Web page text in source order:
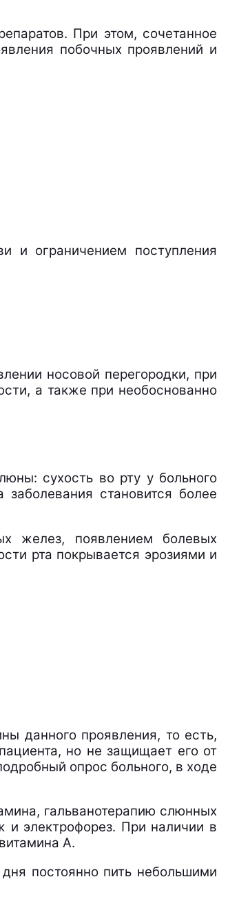
При этом, сочетанное
побочных проявлений и
и ограничением поступления
носовой перегородки, при
а также при необоснованно
сухость во рту у больного
становится более
желез, появлением болевых
рта покрывается эрозиями и
данного проявления, то есть,
но не защищает его от
опрос больного, в ходе
гальванотерапию слюнных
электрофорез. При наличии в
А.
постоянно пить небольшими